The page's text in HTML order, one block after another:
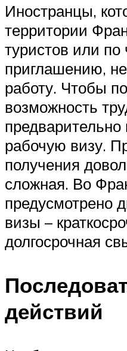
Иностранцы,
территории
туристов или по
приглашению,
работу. Чтобы
возможность
рабочую визу.
получения
сложная. Во
предусмотрено
визы –
долгосрочная
действий